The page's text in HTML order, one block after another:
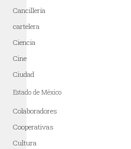
Cancillería
cartelera
Ciencia
Cine
Ciudad
Estado de México
Colaboradores
Cooperativas
Cultura